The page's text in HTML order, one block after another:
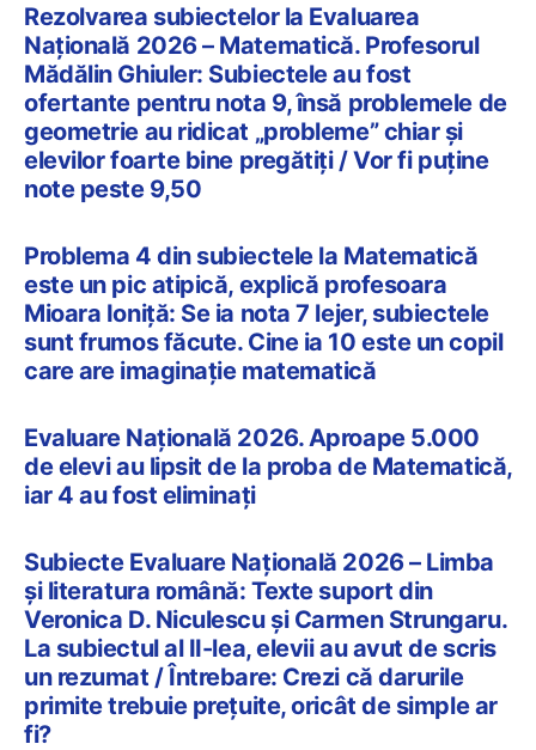
Rezolvarea subiectelor la Evaluarea
Națională 2026 – Matematică. Profesorul
Mădălin Ghiuler: Subiectele au fost
ofertante pentru nota 9, însă problemele de
geometrie au ridicat „probleme” chiar și
elevilor foarte bine pregătiți / Vor fi puține
note peste 9,50
Problema 4 din subiectele la Matematică
este un pic atipică, explică profesoara
Mioara Ioniță: Se ia nota 7 lejer, subiectele
sunt frumos făcute. Cine ia 10 este un copil
care are imaginație matematică
Evaluare Națională 2026. Aproape 5.000
de elevi au lipsit de la proba de Matematică,
iar 4 au fost eliminați
Subiecte Evaluare Națională 2026 – Limba
și literatura română: Texte suport din
Veronica D. Niculescu și Carmen Strungaru.
La subiectul al II-lea, elevii au avut de scris
un rezumat / Întrebare: Crezi că darurile
primite trebuie prețuite, oricât de simple ar
fi?